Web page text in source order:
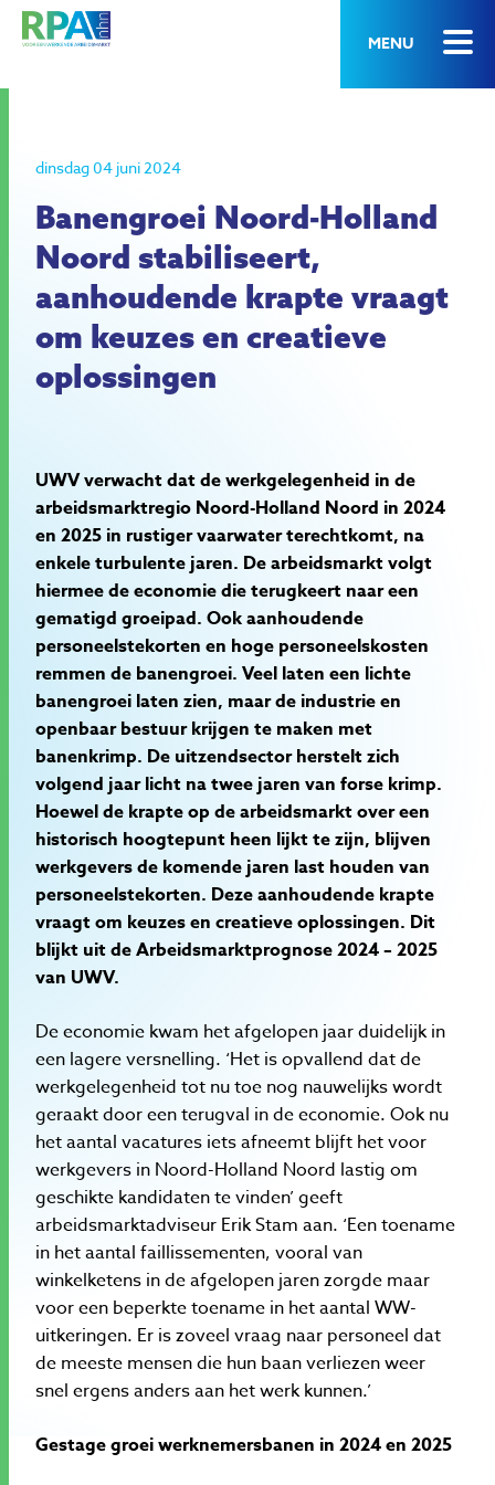
MENU
dinsdag 04 juni 2024
Banengroei Noord-Holland
Noord stabiliseert,
aanhoudende krapte vraagt
om keuzes en creatieve
oplossingen
UWV verwacht dat de werkgelegenheid in de
arbeidsmarktregio Noord-Holland Noord in 2024
en 2025 in rustiger vaarwater terechtkomt, na
enkele turbulente jaren. De arbeidsmarkt volgt
hiermee de economie die terugkeert naar een
gematigd groeipad. Ook aanhoudende
personeelstekorten en hoge personeelskosten
remmen de banengroei. Veel laten een lichte
banengroei laten zien, maar de industrie en
openbaar bestuur krijgen te maken met
banenkrimp. De uitzendsector herstelt zich
volgend jaar licht na twee jaren van forse krimp.
Hoewel de krapte op de arbeidsmarkt over een
historisch hoogtepunt heen lijkt te zijn, blijven
werkgevers de komende jaren last houden van
personeelstekorten. Deze aanhoudende krapte
vraagt om keuzes en creatieve oplossingen. Dit
blijkt uit de Arbeidsmarktprognose 2024 – 2025
van UWV.
De economie kwam het afgelopen jaar duidelijk in
een lagere versnelling. ‘Het is opvallend dat de
werkgelegenheid tot nu toe nog nauwelijks wordt
geraakt door een terugval in de economie. Ook nu
het aantal vacatures iets afneemt blijft het voor
werkgevers in Noord-Holland Noord lastig om
geschikte kandidaten te vinden’ geeft
arbeidsmarktadviseur Erik Stam aan. ‘Een toename
in het aantal faillissementen, vooral van
winkelketens in de afgelopen jaren zorgde maar
voor een beperkte toename in het aantal WW-
uitkeringen. Er is zoveel vraag naar personeel dat
de meeste mensen die hun baan verliezen weer
snel ergens anders aan het werk kunnen.’
Gestage groei werknemersbanen in 2024 en 2025